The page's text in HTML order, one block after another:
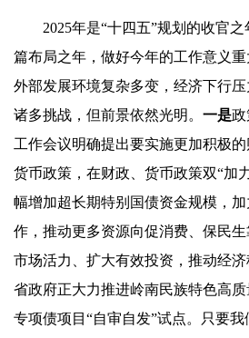
2025年是“十四五”规划的收官之
篇布局之年，做好今年的工作意义重
外部发展环境复杂多变，经济下行
诸多挑战，但前景依然光明。 一是政
工作会议明确提出要实施更加积极
货币政策，在财政、货币政策双“加
幅增加超长期特别国债资金规模，加
作，推动更多资源向促消费、保民
市场活力、扩大有效投资，推动经
省政府正大力推进岭南民族特色高
专项债项目“自审自发”试点。只要